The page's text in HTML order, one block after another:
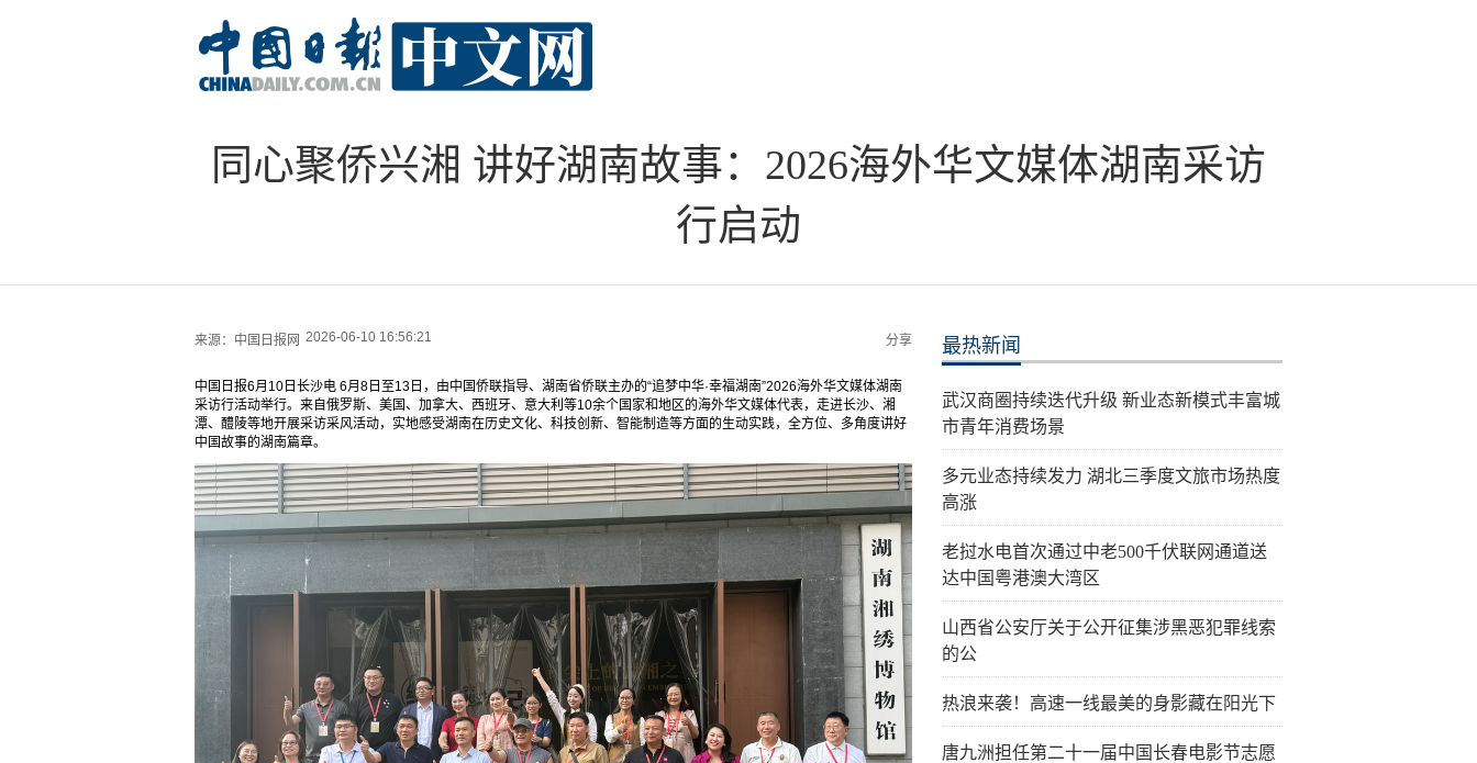
同心聚侨兴湘 讲好湖南故事：2026海外华文媒体湖南采访
行启动
来源： 中国日报网 2026-06-10 16:56:21 分享
中国日报6月10日长沙电 6月8日至13日，由中国侨联指导、湖南省侨联主办的“追梦中华·幸福湖南”2026海外华文媒体湖南
采访行活动举行。来自俄罗斯、美国、加拿大、西班牙、意大利等10余个国家和地区的海外华文媒体代表，走进长沙、湘
潭、醴陵等地开展采访采风活动，实地感受湖南在历史文化、科技创新、智能制造等方面的生动实践，全方位、多角度讲好
中国故事的湖南篇章。
最热新闻
武汉商圈持续迭代升级 新业态新模式丰富城
市青年消费场景
多元业态持续发力 湖北三季度文旅市场热度
高涨
老挝水电首次通过中老500千伏联网通道送
达中国粤港澳大湾区
山西省公安厅关于公开征集涉黑恶犯罪线索
的公
热浪来袭！高速一线最美的身影藏在阳光下
唐九洲担任第二十一届中国长春电影节志愿